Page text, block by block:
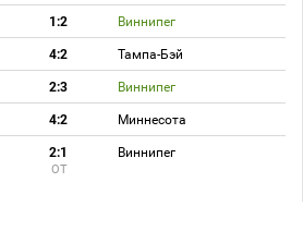
1:2 Виннипег
4:2 Тампа-Бэй
2:3 Виннипег
4:2 Миннесота
2:1 Виннипег
ОТ